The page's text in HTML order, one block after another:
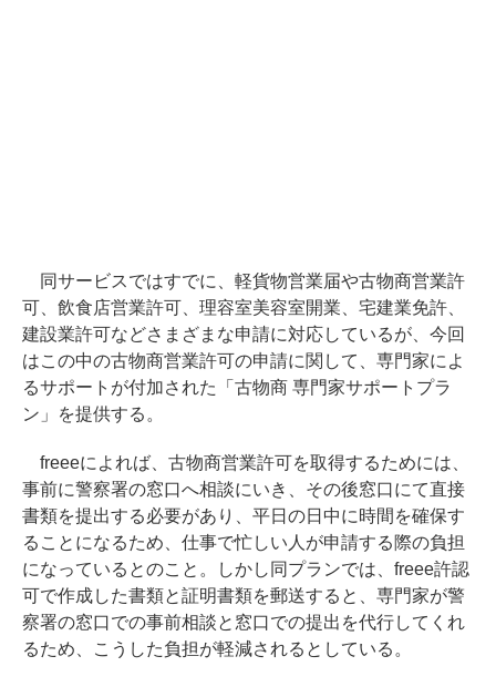
同サービスではすでに、軽貨物営業届や古物商営業許
可、飲食店営業許可、理容室美容室開業、宅建業免許、
建設業許可などさまざまな申請に対応しているが、今回
はこの中の古物商営業許可の申請に関して、専門家によ
るサポートが付加された「古物商 専門家サポートプラ
ン」を提供する。
freeeによれば、古物商営業許可を取得するためには、
事前に警察署の窓口へ相談にいき、その後窓口にて直接
書類を提出する必要があり、平日の日中に時間を確保す
ることになるため、仕事で忙しい人が申請する際の負担
になっているとのこと。しかし同プランでは、freee許認
可で作成した書類と証明書類を郵送すると、専門家が警
察署の窓口での事前相談と窓口での提出を代行してくれ
るため、こうした負担が軽減されるとしている。